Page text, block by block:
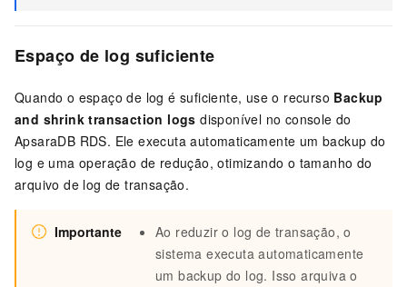
Espaço de log suficiente
Quando o espaço de log é suficiente, use o recurso Backup
and shrink transaction logs disponível no console do
ApsaraDB RDS. Ele executa automaticamente um backup do
log e uma operação de redução, otimizando o tamanho do
arquivo de log de transação.
Importante
Ao reduzir o log de transação, o
sistema executa automaticamente
um backup do log. Isso arquiva o